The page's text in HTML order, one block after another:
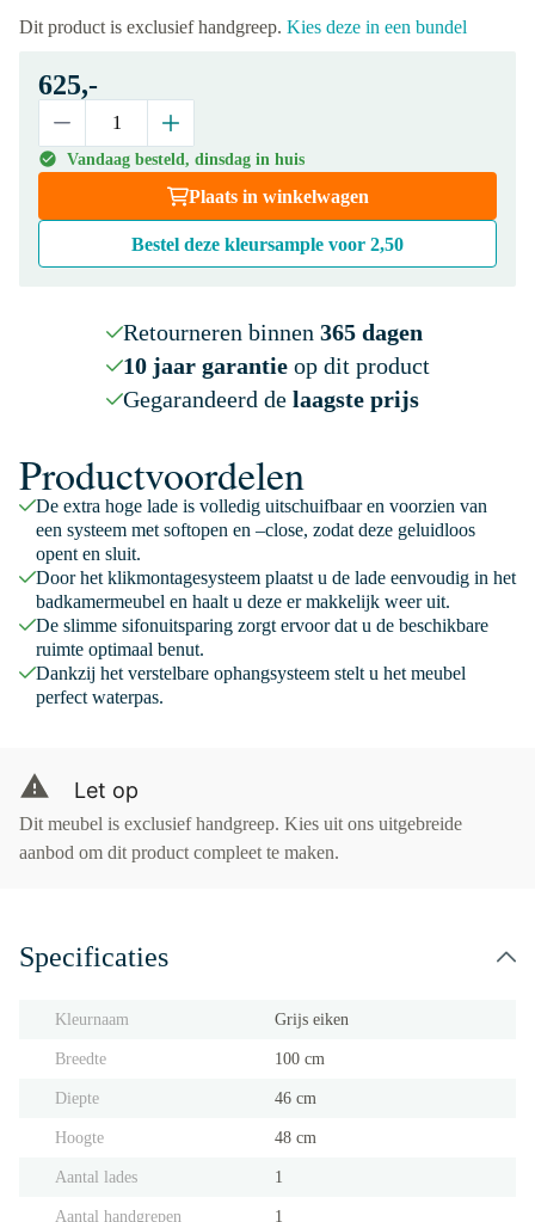
Dit product is exclusief handgreep. Kies deze in een bundel
625,-
Vandaag besteld, dinsdag in huis
Plaats in winkelwagen
Bestel deze kleursample voor 2,50
Retourneren binnen 365 dagen
10 jaar garantieop dit product
Gegarandeerd de laagste prijs
Productvoordelen
De extra hoge lade is volledig uitschuifbaar en voorzien van
een systeem met softopen en –close, zodat deze geluidloos
opent en sluit.
Door het klikmontagesysteem plaatst u de lade eenvoudig in het
badkamermeubel en haalt u deze er makkelijk weer uit.
De slimme sifonuitsparing zorgt ervoor dat u de beschikbare
ruimte optimaal benut.
Dankzij het verstelbare ophangsysteem stelt u het meubel
perfect waterpas.
Let op
Dit meubel is exclusief handgreep. Kies uit ons uitgebreide
aanbod om dit product compleet te maken.
Specificaties
Kleurnaam Grijs eiken
Breedte 100 cm
Diepte 46 cm
Hoogte 48 cm
Aantal lades 1
Aantal handgrepen 1